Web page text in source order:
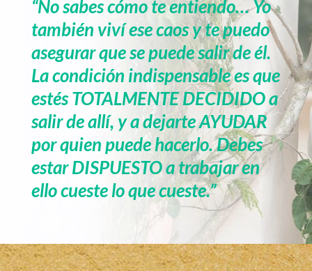
“No sabes cómo te entiendo… Yo
también viví ese caos y te puedo
asegurar que se puede salir de él.
La condición indispensable es que
estés TOTALMENTE DECIDIDO a
salir de allí, y a dejarte AYUDAR
por quien puede hacerlo. Debes
estar DISPUESTO a trabajar en
ello cueste lo que cueste.”